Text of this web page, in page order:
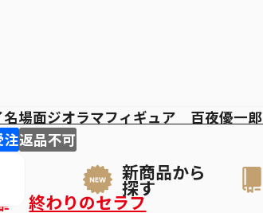
新商品から
探す
名場面ジオラマフィギュア 百夜優一
注返品不可
終わりのセラフ